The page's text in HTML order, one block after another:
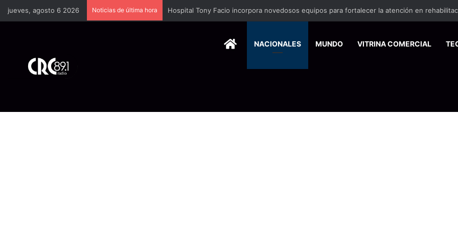
jueves, agosto 6 2026 Noticias de última hora Cámara Costarricense de Pymes capacitará a 200 emprendedores para vender por
HOMENACIONALES MUNDO VITRINA COMERCIAL